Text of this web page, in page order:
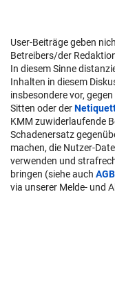
User-Beiträge geben
Betreibers/der
In diesem Sinne
Inhalten in diesem
insbesondere vor,
Sitten oder der
KMM zuwiderlaufende
Schadenersatz
machen, die Nutzer-
verwenden und
bringen (siehe auch AGB
via unserer Melde- und